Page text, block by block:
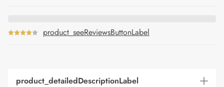
product_seeReviewsButtonLabel
product_detailedDescriptionLabel